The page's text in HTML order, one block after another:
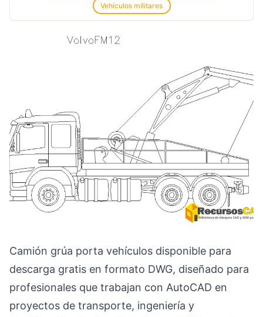
Vehículos militares
Camión grúa porta vehículos disponible para
descarga gratis en formato DWG, diseñado para
profesionales que trabajan con AutoCAD en
proyectos de transporte, ingeniería y